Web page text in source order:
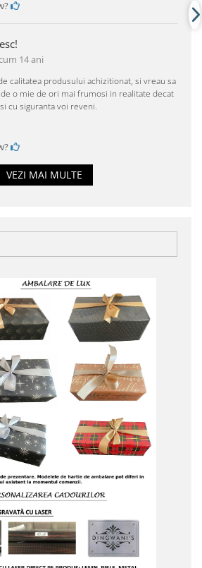
14 ani
calitatea produsului achizitionat, si vreau sa
o mie de ori mai frumosi in realitate decat
cu siguranta voi reveni.
VEZI MAI MULTE